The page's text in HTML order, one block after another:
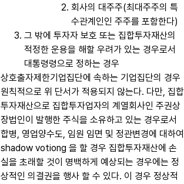
회사의 대주주(최대주주의 특
수관계인인 주주를 포함한다)
그 밖에 투자자 보호 또는 집합투자재산의
적정한 운용을 해할 우려가 있는 경우로서
대통령령으로 정하는 경우
상호출자제한기업집단에 속하는 기업집단의 경우
원칙적으로 위 단서가 적용되지 않는다. 다만, 집합
투자재산으로 집합투자업자의 계열회사인 주권상
장법인이 발행한 주식을 소유하고 있는 경우로서
합병, 영업양수도, 임원 임면 및 정관변경에 대하여
shadow votiong 을 할 경우 집합투자재산에 손
실을 초래할 것이 명백하게 예상되는 경우에는 정
상적인 의결권을 행사 할 수 있다. 이 경우 정상적